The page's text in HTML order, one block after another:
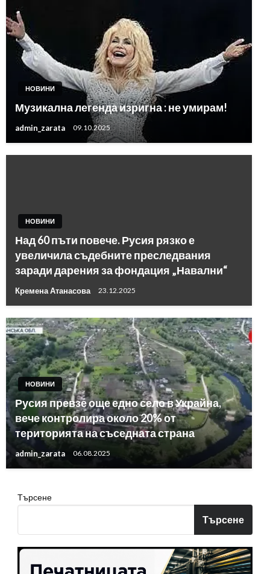
НОВИНИ
Музикална легенда изригна : не умирам!
admin_zarata 09.10.2025
НОВИНИ
Над 60 пъти повече. Русия рязко е
увеличила съдебните преследвания
заради дарения за фондация „Навални“
Кремена Атанасова 23.12.2025
НОВИНИ
Русия превзе още едно село в Украйна,
вече контролира около 20% от
територията на съседната страна
admin_zarata 06.08.2025
Търсене
Търсене